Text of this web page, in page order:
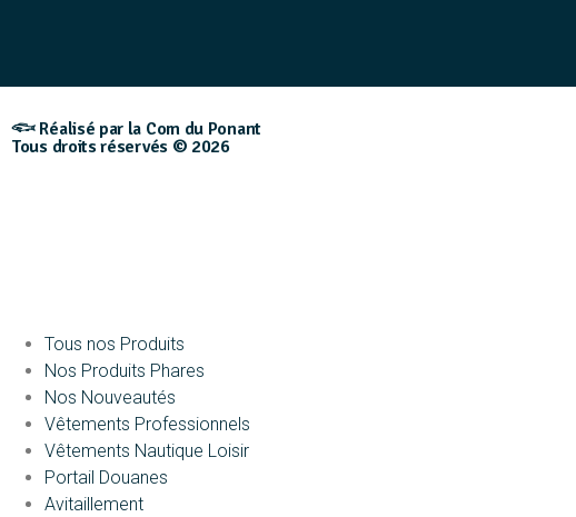
𓆟 Réalisé par la Com du Ponant
Tous droits réservés © 2026
Tous nos Produits
Nos Produits Phares
Nos Nouveautés
Vêtements Professionnels
Vêtements Nautique Loisir
Portail Douanes
Avitaillement